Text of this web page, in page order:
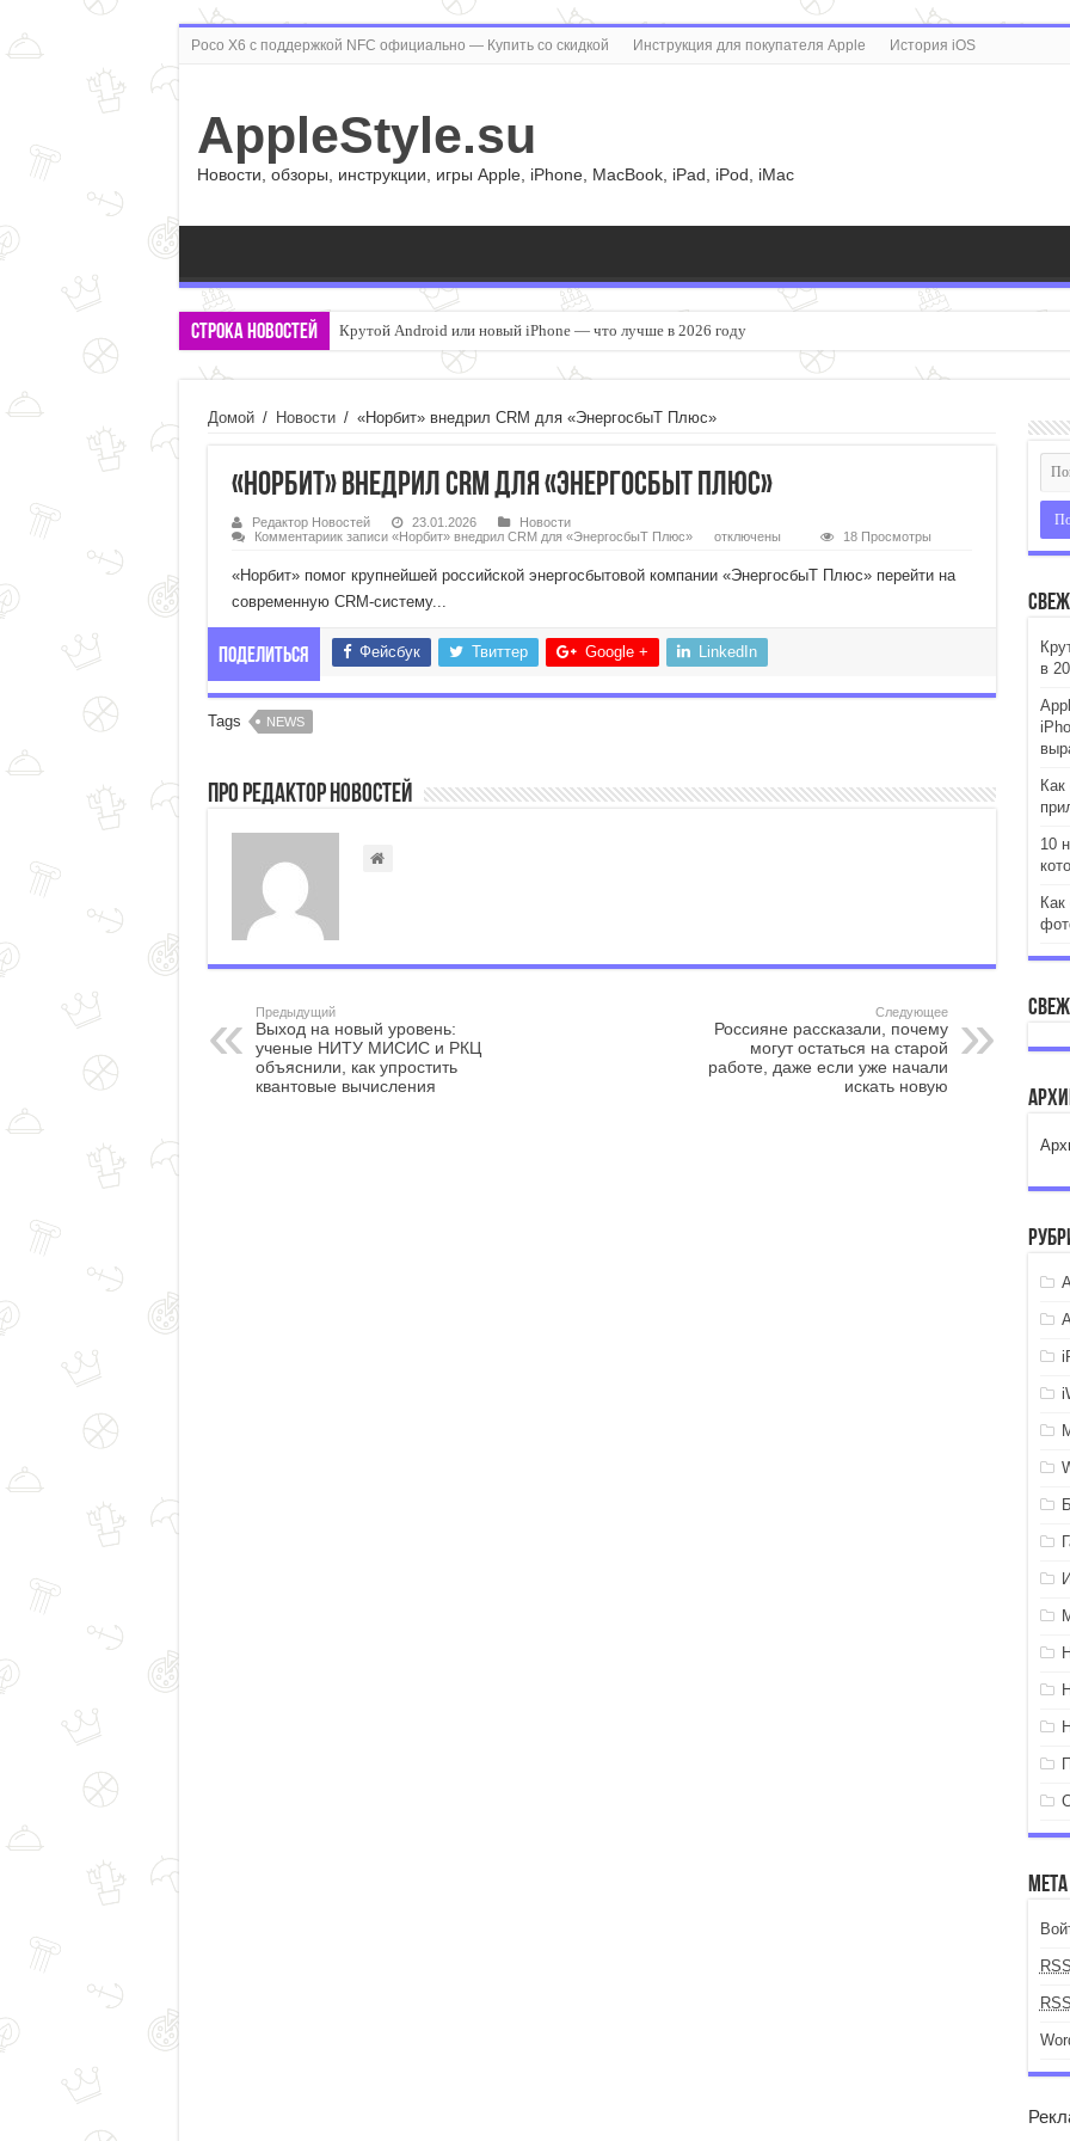
Poco X6 с поддержкой NFC официально — Купить со скидкой Инструкция для покупателя Apple История iOS
AppleStyle.su
Новости, обзоры, инструкции, игры Apple, iPhone, MacBook, iPad, iPod, iMac
Строка новостей Крутой Android или новый iPhone — что лучше в 2026 году
Домой / Новости / «Норбит» внедрил CRM для «ЭнергосбыТ Плюс»
«Норбит» внедрил CRM для «ЭнергосбыТ Плюс»
Редактор Новостей 23.01.2026
Новости
Комментариик записи «Норбит» внедрил CRM для «ЭнергосбыТ Плюс» отключены 18 Просмотры
«Норбит» помог крупнейшей российской энергосбытовой компании «ЭнергосбыТ Плюс» перейти на
современную CRM-систему...
Поделиться Фейсбук Твиттер Google + LinkedIn
Tags NEWS
Про Редактор Новостей
Предыдущий
Выход на новый уровень:
ученые НИТУ МИСИС и РКЦ
объяснили, как упростить
квантовые вычисления
Следующее
Россияне рассказали, почему
могут остаться на старой
работе, даже если уже начали
искать новую
в
10
Мета
RSS
RSS